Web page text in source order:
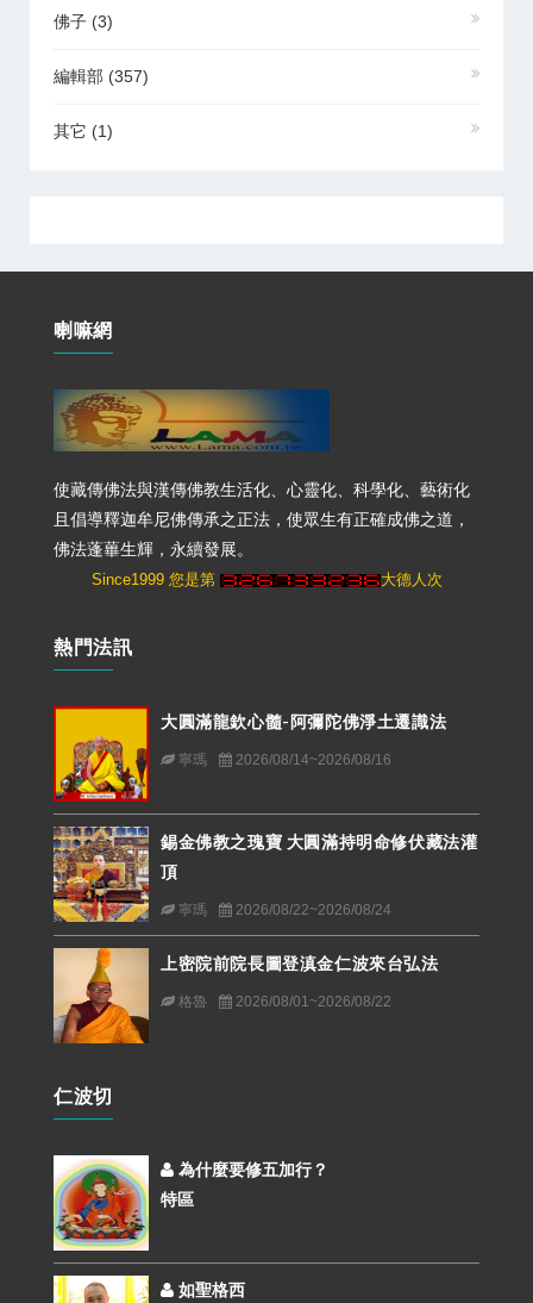
佛子 (3)
編輯部 (357)
其它 (1)
喇嘛網
使藏傳佛法與漢傳佛教生活化、心靈化、科學化、藝術化
且倡導釋迦牟尼佛傳承之正法，使眾生有正確成佛之道，
佛法蓬蓽生輝，永續發展。
Since1999 您是第 大德人次
熱門法訊
大圓滿龍欽心髓-阿彌陀佛淨土遷識法
寧瑪 2026/08/14~2026/08/16
錫金佛教之瑰寶 大圓滿持明命修伏藏法灌
頂
寧瑪 2026/08/22~2026/08/24
上密院前院長圖登滇金仁波來台弘法
格魯 2026/08/01~2026/08/22
仁波切
為什麼要修五加行？
特區
如聖格西